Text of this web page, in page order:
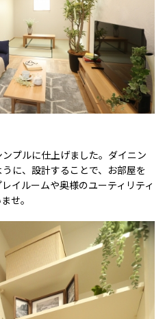
プルに仕上げました。ダイニン
に、設計することで、お部屋を
イルームや奥様のユーティリティ
せ。